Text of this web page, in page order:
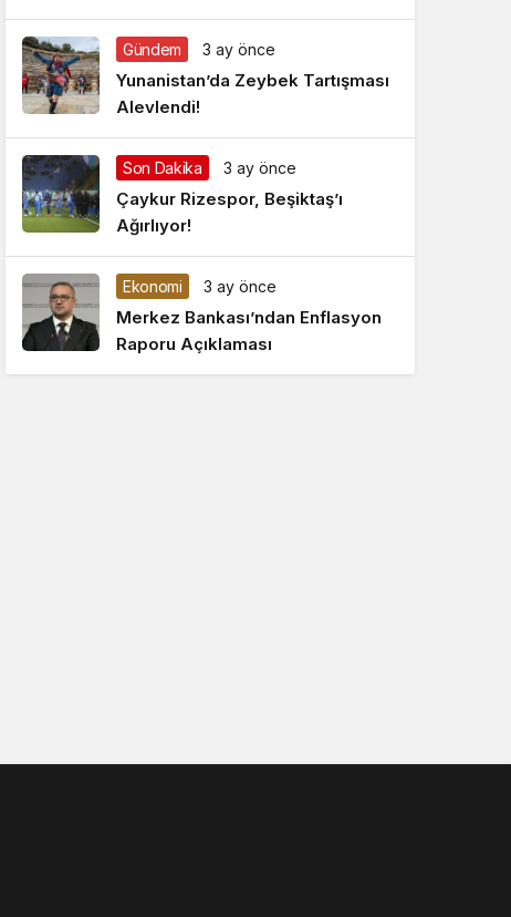
Sistem Modu
Sistem modunu seçin.
Gündem 3 ay önce
Yunanistan’da Zeybek Tartışması
Alevlendi!
Son Dakika 3 ay önce
Çaykur Rizespor, Beşiktaş’ı
Ağırlıyor!
Ekonomi 3 ay önce
Merkez Bankası’ndan Enflasyon
Raporu Açıklaması